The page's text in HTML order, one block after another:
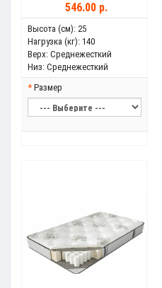
546.00 р.
Высота (см): 25
Нагрузка (кг): 140
Верх: Среднежесткий
Низ: Среднежесткий
Размер